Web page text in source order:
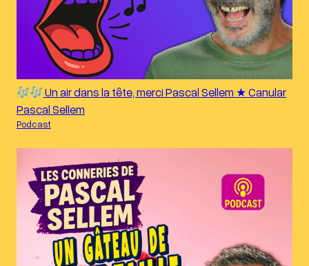
Un air dans la tête, merci Pascal Sellem ★ Canular
Pascal Sellem
Podcast